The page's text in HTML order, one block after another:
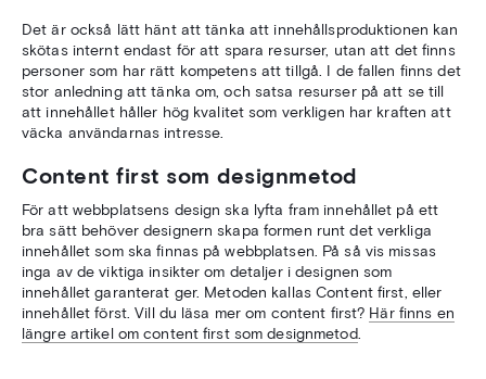
Det är också lätt hänt att tänka att innehållsproduktionen kan
skötas internt endast för att spara resurser, utan att det finns
personer som har rätt kompetens att tillgå. I de fallen finns det
stor anledning att tänka om, och satsa resurser på att se till
att innehållet håller hög kvalitet som verkligen har kraften att
väcka användarnas intresse.
Content first som designmetod
För att webbplatsens design ska lyfta fram innehållet på ett
bra sätt behöver designern skapa formen runt det verkliga
innehållet som ska finnas på webbplatsen. På så vis missas
inga av de viktiga insikter om detaljer i designen som
innehållet garanterat ger. Metoden kallas Content first, eller
innehållet först.Vill du läsa mer om content first? Här finns en
längre artikel om content first som designmetod.